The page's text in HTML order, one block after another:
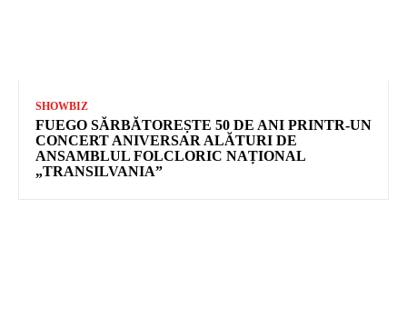
SHOWBIZ
FUEGO SĂRBĂTOREȘTE 50 DE ANI PRINTR-UN
CONCERT ANIVERSAR ALĂTURI DE
ANSAMBLUL FOLCLORIC NAȚIONAL
„TRANSILVANIA”